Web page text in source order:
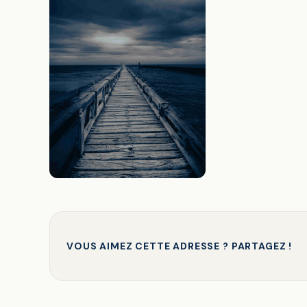
VOUS AIMEZ CETTE ADRESSE ? PARTAGEZ !